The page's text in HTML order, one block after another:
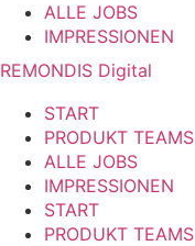
ALLE JOBS
IMPRESSIONEN
REMONDIS Digital
START
PRODUKT TEAMS
ALLE JOBS
IMPRESSIONEN
START
PRODUKT TEAMS